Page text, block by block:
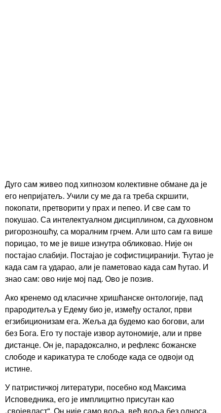
Дуго сам живео под хипнозом колективне обмане да је
его непријатељ. Учили су ме да га треба скршити,
покопати, претворити у прах и пепео. И све сам то
покушао. Са интелектуалном дисциплином, са духовном
ригорозношћу, са моралним грчем. Али што сам га више
порицао, то ме је више изнутра обликовао. Није он
постајао слабији. Постајао је софистициранији. Ћутао је
када сам га ударао, али је паметовао када сам ћутао. И
знао сам: ово није мој пад. Ово је позив.
Ако кренемо од класичне хришћанске онтологије, пад
прародитеља у Едему био је, између осталог, први
егзибиционизам ега. Жеља да будемо као богови, али
без Бога. Его ту постаје извор аутономије, али и прве
дистанце. Он је, парадоксално, и рефлекс божанске
слободе и карикатура те слободе када се одвоји од
истине.
У патристичкој литератури, посебно код Максима
Исповедника, его је имплицитно присутан као